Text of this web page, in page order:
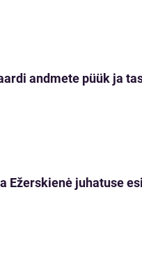
andmete püük ja
Ežerskienė juhatuse